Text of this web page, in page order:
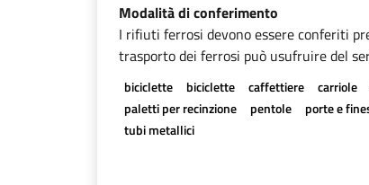
Modalità di conferimento
I rifiuti ferrosi devono essere conferiti
trasporto dei ferrosi può usufruire del
biciclette biciclette caffettiere carriole
paletti per recinzione
pentole porte e
tubi metallici